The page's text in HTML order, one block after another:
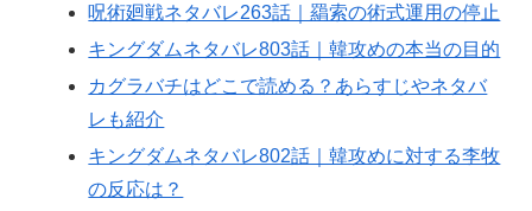
呪術廻戦ネタバレ263話｜羂索の術式運用の停止
キングダムネタバレ803話｜韓攻めの本当の目的
カグラバチはどこで読める？あらすじやネタバ
レも紹介
キングダムネタバレ802話｜韓攻めに対する李牧
の反応は？